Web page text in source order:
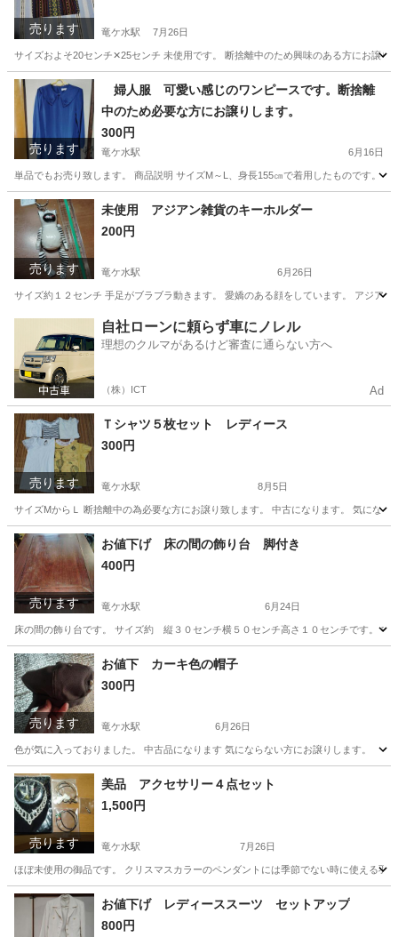
売ります 竜ケ水駅 7月26日
サイズおよそ20センチ✕25センチ 未使用です。 断捨離中のため興味のある方にお譲り
鹿児島 鹿児島市 竜ケ水駅 バッグ
売ります
婦人服 可愛い感じのワンピースです。断捨離
中のため必要な方にお譲りします。
300円
竜ケ水駅 6月16日
単品でもお売り致します。 商品説明 サイズM～L、身長155㎝で着用したものです。
鹿児島 鹿児島市 竜ケ水駅 カーテン、ブラインド
売ります
未使用 アジアン雑貨のキーホルダー
200円
竜ケ水駅 6月26日
サイズ約１２センチ 手足がブラブラ動きます。 愛嬌のある顔をしています。 アジア
鹿児島市 竜ケ水駅 スキー アジアン
自社ローンに頼らず車にノレル
理想のクルマがあるけど審査に通らない方へ
（株）ICT Ad
売ります
Ｔシャツ５枚セット レディース
300円
竜ケ水駅 8月5日
サイズМからＬ 断捨離中の為必要な方にお譲り致します。 中古になります。 気にな
鹿児島 鹿児島市 竜ケ水駅 キッズ用品 セット
売ります
お値下げ 床の間の飾り台 脚付き
400円
竜ケ水駅 6月24日
床の間の飾り台です。 サイズ約 縦３０センチ横５０センチ高さ１０センチです。 中
鹿児島 鹿児島市 竜ケ水駅 カーペット/マット/ラグ
売ります
お値下 カーキ色の帽子
300円
竜ケ水駅 6月26日
色が気に入っておりました。 中古品になります 気にならない方にお譲りします。
鹿児島 鹿児島市 竜ケ水駅 バッグ カーキ
売ります
美品 アクセサリー４点セット
1,500円
竜ケ水駅 7月26日
ほぼ未使用の御品です。 クリスマスカラーのペンダントには季節でない時に使える
鹿児島 鹿児島市 竜ケ水駅
お値下げ レディーススーツ セットアップ
800円